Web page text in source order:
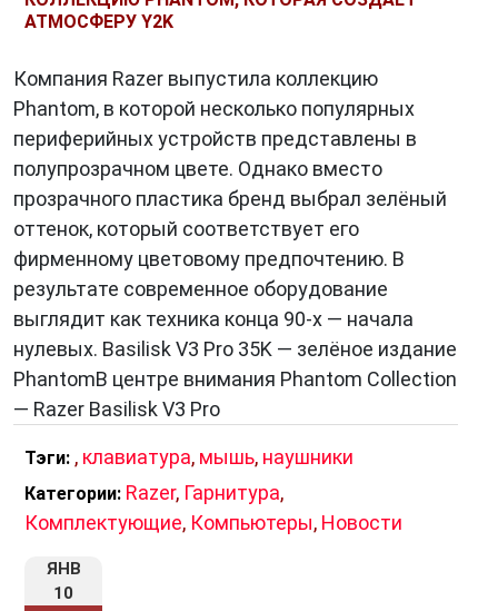
АТМОСФЕРУ Y2K
Компания Razer выпустила коллекцию
Phantom, в которой несколько популярных
периферийных устройств представлены в
полупрозрачном цвете. Однако вместо
прозрачного пластика бренд выбрал зелёный
оттенок, который соответствует его
фирменному цветовому предпочтению. В
результате современное оборудование
выглядит как техника конца 90-х — начала
нулевых. Basilisk V3 Pro 35K — зелёное издание
PhantomВ центре внимания Phantom Collection
— Razer Basilisk V3 Pro
Тэги: , клавиатура, мышь, наушники
Категории: Razer, Гарнитура,
Комплектующие, Компьютеры, Новости
ЯНВ
10